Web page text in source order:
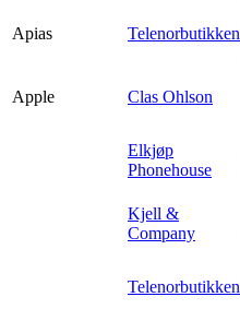
Apias Telenorbutikken
Apple Clas Ohlson
Elkjøp
Phonehouse
Kjell &
Company
Telenorbutikken